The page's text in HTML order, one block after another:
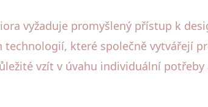
vyžaduje promyšlený přístup k
které společně vytvářejí
vzít v úvahu individuální